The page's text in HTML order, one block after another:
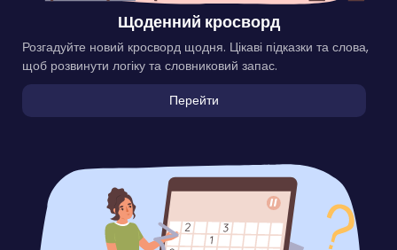
Щоденний кросворд
Розгадуйте новий кросворд щодня. Цікаві підказки та слова,
щоб розвинути логіку та словниковий запас.
Перейти